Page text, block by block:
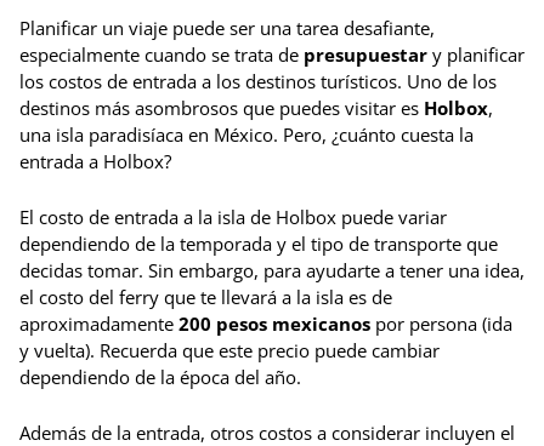
Planificar un viaje puede ser una tarea desafiante,
especialmente cuando se trata de presupuestar y planificar
los costos de entrada a los destinos turísticos. Uno de los
destinos más asombrosos que puedes visitar es Holbox,
una isla paradisíaca en México. Pero, ¿cuánto cuesta la
entrada a Holbox?
El costo de entrada a la isla de Holbox puede variar
dependiendo de la temporada y el tipo de transporte que
decidas tomar. Sin embargo, para ayudarte a tener una idea,
el costo del ferry que te llevará a la isla es de
aproximadamente 200 pesos mexicanos por persona (ida
y vuelta). Recuerda que este precio puede cambiar
dependiendo de la época del año.
Además de la entrada, otros costos a considerar incluyen el